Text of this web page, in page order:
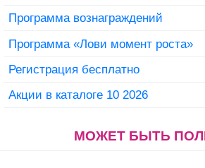
Программа вознаграждений
Программа «Лови момент роста»
Регистрация бесплатно
Акции в каталоге 10 2026
МОЖЕТ БЫТЬ